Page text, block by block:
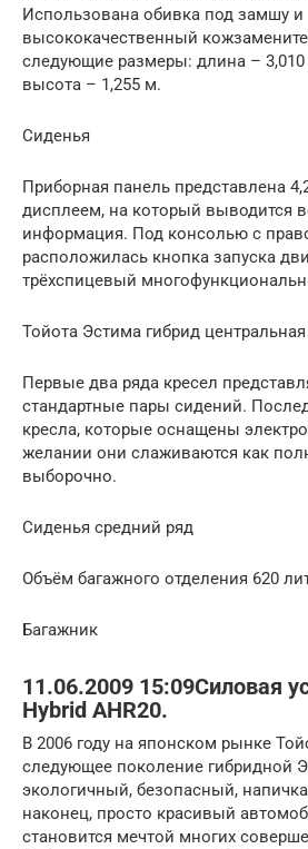
Использована обивка под замшу и
высококачественный
следующие размеры: длина –
высота – 1,255 м.
Сиденья
Приборная панель представлена
дисплеем, на который выводится
информация. Под консолью с
расположилась кнопка запуска
трёхспицевый
Тойота Эстима гибрид
Первые два ряда кресел
стандартные пары сидений.
кресла, которые оснащены
желании они слаживаются как
выборочно.
Сиденья средний ряд
Объём багажного отделения 620
Багажник
11.06.2009 15:09Силовая
Hybrid AHR20.
В 2006 году на японском рынке
следующее поколение
экологичный, безопасный,
наконец, просто красивый
становится мечтой многих